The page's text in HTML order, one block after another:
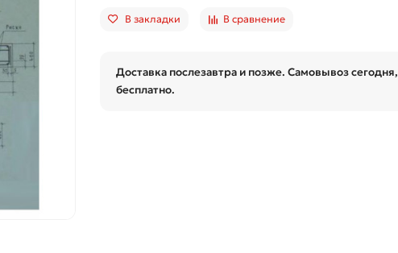
В закладки В сравнение
Доставка послезавтра и позже. Самовывоз сегодня,
бесплатно.